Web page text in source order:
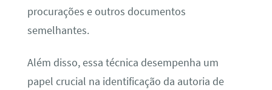
procurações e outros documentos
semelhantes.
Além disso, essa técnica desempenha um
papel crucial na identificação da autoria de